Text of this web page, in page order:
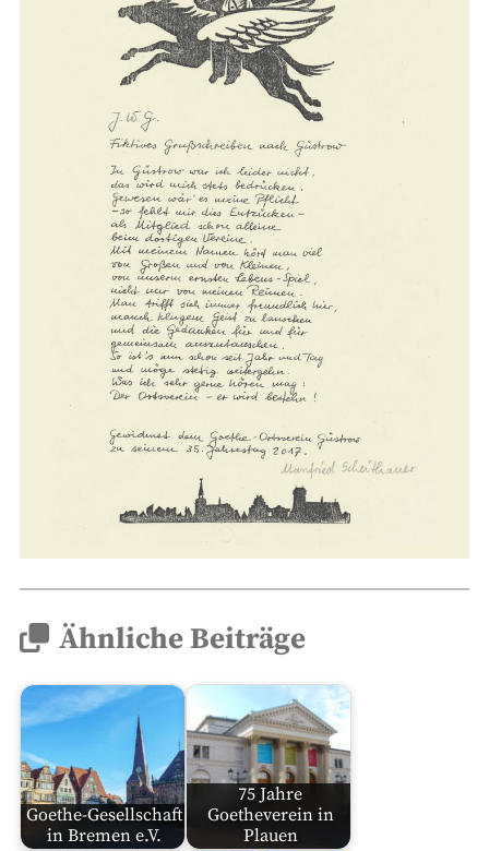
Ähnliche Beiträge
Goethe-Gesellschaft
in Bremen e.V.
75 Jahre
Goetheverein in
Plauen